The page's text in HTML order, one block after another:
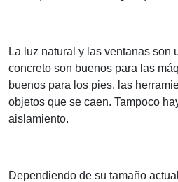
La luz natural y las ventanas son
concreto son buenos para las
buenos para los pies, las
objetos que se caen. Tampoco
aislamiento.
Dependiendo de su tamaño